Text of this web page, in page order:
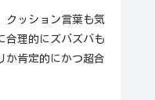
クッション言葉も気
合理的にズバズバも
か肯定的にかつ超合